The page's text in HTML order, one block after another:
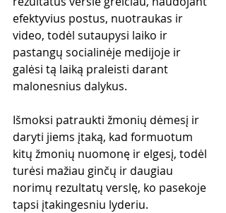
efektyvius postus, nuotraukas ir
video, todėl sutaupysi laiko ir
pastangų socialinėje medijoje ir
galėsi tą laiką praleisti darant
malonesnius dalykus.
Išmoksi patraukti žmonių dėmesį ir
daryti jiems įtaką, kad formuotum
kitų žmonių nuomonę ir elgesį, todėl
turėsi mažiau ginčų ir daugiau
norimų rezultatų verslę, ko pasekoje
tapsi įtakingesniu lyderiu.